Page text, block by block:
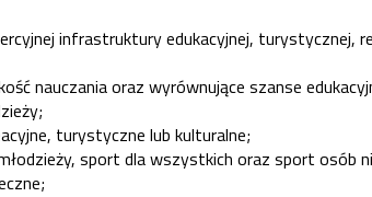
infrastruktury edukacyjnej, turystycznej,
nauczania oraz wyrównujące szanse
turystyczne lub kulturalne;
sport dla wszystkich oraz sport osób